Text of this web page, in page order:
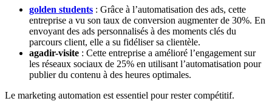
golden students : Grâce à l’automatisation des ads, cette
entreprise a vu son taux de conversion augmenter de 30%. En
envoyant des ads personnalisés à des moments clés du
parcours client, elle a su fidéliser sa clientèle.
agadir-visite : Cette entreprise a amélioré l’engagement sur
les réseaux sociaux de 25% en utilisant l’automatisation pour
publier du contenu à des heures optimales.
Le marketing automation est essentiel pour rester compétitif.